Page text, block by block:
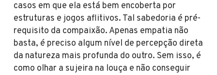
casos em que ela está bem encoberta por
estruturas e jogos aflitivos. Tal sabedoria é pré-
requisito da compaixão. Apenas empatia não
basta, é preciso algum nível de percepção direta
da natureza mais profunda do outro. Sem isso, é
como olhar a sujeira na louça e não conseguir